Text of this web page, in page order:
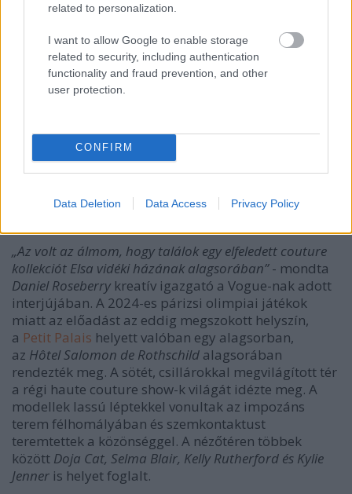
related to personalization.
I want to allow Google to enable storage
related to security, including authentication
functionality and fraud prevention, and other
user protection.
CONFIRM
Data Deletion Data Access Privacy Policy
„Az volt az álmom, hogy találok egy elfeledett couture
kollekciót Elsa vidéki házának alagsorában”- mondta
Daniel Roseberry kreatív igazgató a Vogue-nak adott
interjújában. A 2024-es párizsi olimpiai játékok
miatt az előadást az eddig megszokott helyszín,
a Petit Palais helyett valóban egy alagsorban,
az Hôtel Salomon de Rothschild alagsorában
rendezték meg. A sötét, csillárokkal megvilágított tér
a régi haute couture show-k világát idézte meg. A
modellek lassú léptekkel vonultak az impozáns
terem félhomályában és szemkontaktust
teremtettek a közönséggel. A nézőtéren többek
között Doja Cat, Selma Blair, Kelly Rutherford és Kylie
Jenner is helyet foglalt.